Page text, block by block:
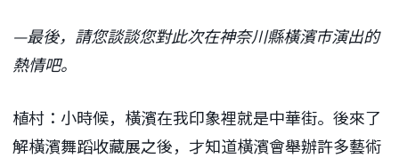
—最後，請您談談您對此次在神奈川縣橫濱市演出的
熱情吧。
植村：小時候，橫濱在我印象裡就是中華街。後來了
解橫濱舞蹈收藏展之後，才知道橫濱會舉辦許多藝術